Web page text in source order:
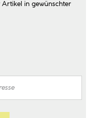
Artikel in gewünschter